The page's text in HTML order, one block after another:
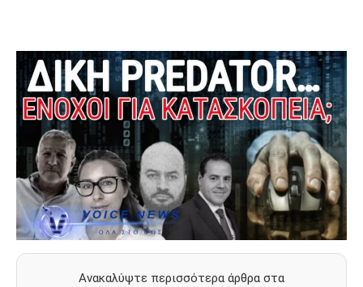
Ανακαλύψτε περισσότερα άρθρα στα